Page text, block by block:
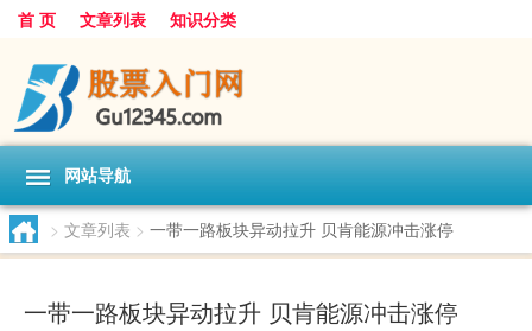
首 页 文章列表 知识分类
网站导航
> 文章列表 > 一带一路板块异动拉升 贝肯能源冲击涨停
一带一路板块异动拉升 贝肯能源冲击涨停